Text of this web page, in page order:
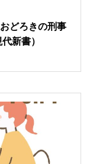
どろきの刑事
新書）